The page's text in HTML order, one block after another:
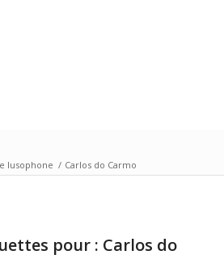
lusophone / Carlos do Carmo
pour : Carlos do